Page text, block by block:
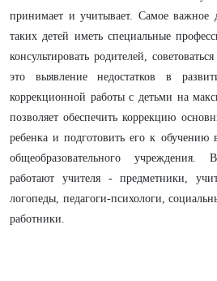
принимает и учитывает. Самое важное
таких детей иметь специальные
консультировать родителей,
это выявление недостатков в
коррекционной работы с детьми на
позволяет обеспечить коррекцию
ребенка и подготовить его к обучению
общеобразовательного учреждения.
работают учителя - предметники,
логопеды, педагоги-психологи,
работники.